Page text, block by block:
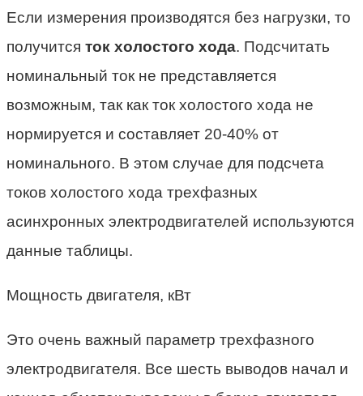
Если измерения производятся без нагрузки, то
получится ток холостого хода. Подсчитать
номинальный ток не представляется
возможным, так как ток холостого хода не
нормируется и составляет 20-40% от
номинального. В этом случае для подсчета
токов холостого хода трехфазных
асинхронных электродвигателей используются
данные таблицы.
Мощность двигателя, кВт
Это очень важный параметр трехфазного
электродвигателя. Все шесть выводов начал и